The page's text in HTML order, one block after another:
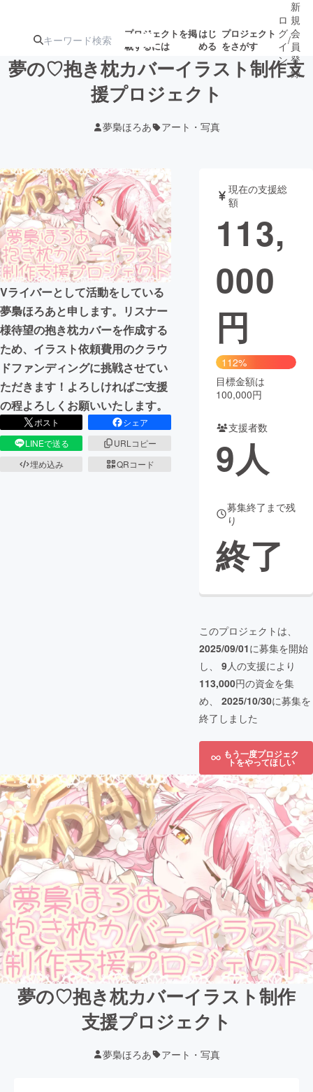
プロジェクトを掲
載するには
はじ
める
プロジェクト
をさがす
注目の新着プロ
ジェクト
募集終了が近いプ
ロジェクト
アート・写真 音楽
テクノロジー・ガジェット ゲーム・サ
映像・映画
ビジネス・起業
まちづくり・地域活性化
CAMPFIRE for Social Good
CAMPFIRE Creation
CAMPFIREふるさと納税
コミュニティ
ロ
グ
イ
ン
/
新
規
会
員
登
録
夢の♡抱き枕カバーイラスト制作支
援プロジェクト
夢梟ほろあ アート・写真
Vライバーとして活動をしている
夢梟ほろあと申します。リスナー
様待望の抱き枕カバーを作成する
ため、イラスト依頼費用のクラウ
ドファンディングに挑戦させてい
ただきます！よろしければご支援
の程よろしくお願いいたします。
ポスト
シェア
LINEで送る
URLコピー
埋め込み
QRコード
現在の支援総
額
113,
000
円
112%
目標金額は
100,000円
支援者数
9人
募集終了まで残
り
終了
このプロジェクトは、
2025/09/01に募集を開始
し、 9人の支援により
113,000円の資金を集
め、 2025/10/30に募集を
終了しました
もう一度プロジェク
トをやってほしい
夢の♡抱き枕カバーイラスト制作
支援プロジェクト
夢梟ほろあ アート・写真